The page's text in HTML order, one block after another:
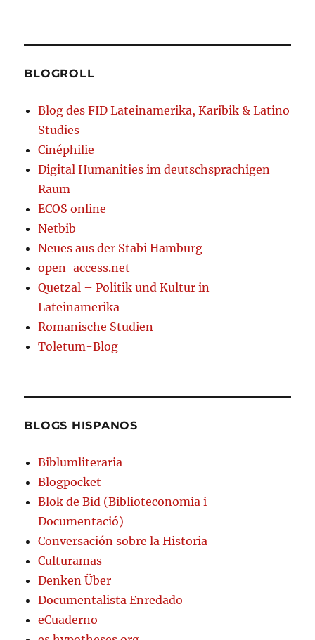
BLOGROLL
Blog des FID Lateinamerika, Karibik & Latino
Studies
Cinéphilie
Digital Humanities im deutschsprachigen
Raum
ECOS online
Netbib
Neues aus der Stabi Hamburg
open-access.net
Quetzal – Politik und Kultur in
Lateinamerika
Romanische Studien
Toletum-Blog
BLOGS HISPANOS
Biblumliteraria
Blogpocket
Blok de Bid (Biblioteconomia i
Documentació)
Conversación sobre la Historia
Culturamas
Denken Über
Documentalista Enredado
eCuaderno